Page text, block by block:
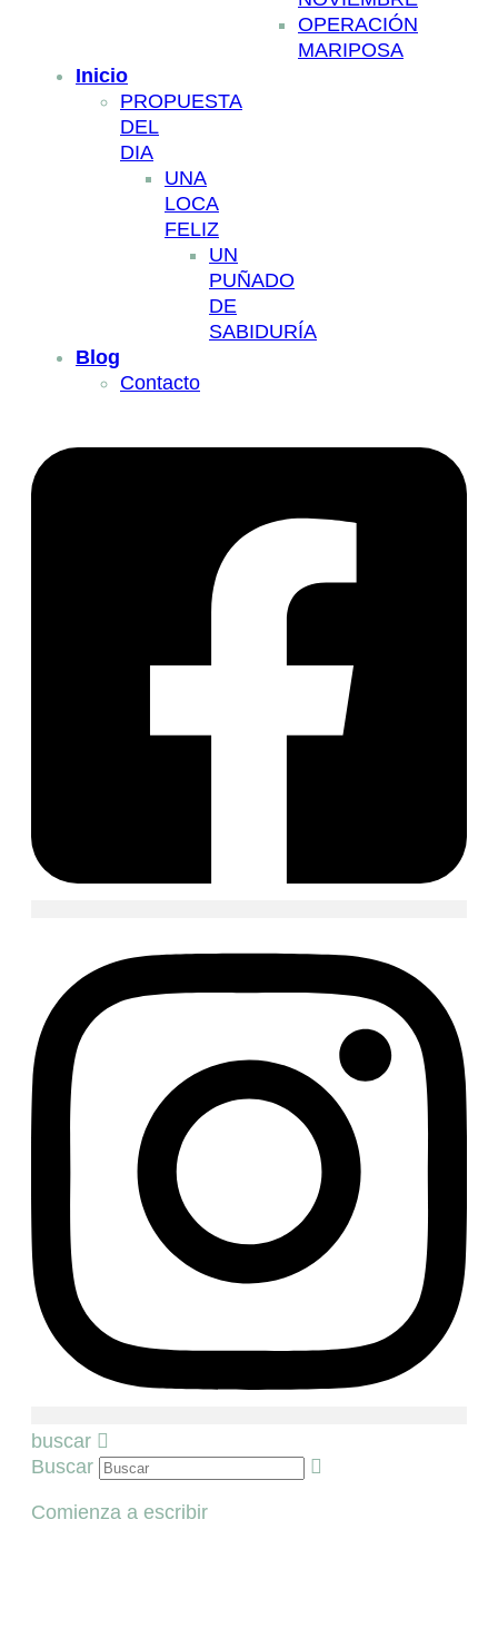
OPERACIÓN
MARIPOSA
Inicio
PROPUESTA
DEL
DIA
UNA
LOCA
FELIZ
UN
PUÑADO
DE
SABIDURÍA
Blog
Contacto
buscar
Buscar
Comienza a escribir